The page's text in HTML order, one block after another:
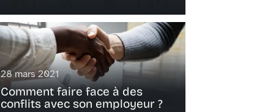
28 mars 2021
Comment faire face à des
conflits avec son employeur ?